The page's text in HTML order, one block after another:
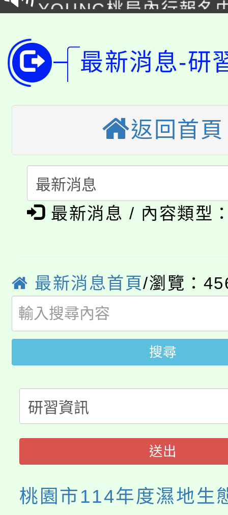
徵才活動。
開!
115年桃園市運動會8/
田徑場及游泳池舉行。
桃園市低收入戶享有免
視費優惠，中低收入戶
半價優惠，詳情可洽有
者。
大園自造教育及科技中
份教師增能研習
大溪自造教育及科技
份教師研習
淨零綠生活教案入校路
會
115年食農教育專業人
程
「本色祭」8/29、30在
局官網。
8月14至27日，桃園電
開!
115年桃園市運動會8/
田徑場及游泳池舉行。
桃園市低收入戶享有免
視費優惠，中低收入戶
半價優惠，詳情可洽有
者。
大園自造教育及科技
份教師增能研習
份教師研習
淨零綠生活教案入校路
會
115年食農教育專業人
程
最新消息-研
返回首頁
最新消息 / 內容類型
最新消息首頁/瀏覽：
搜尋
送出
桃園市114年度濕地生